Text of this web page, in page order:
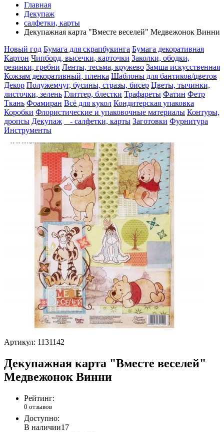
Главная
Декупаж
салфетки, карты
Декупажная карта "Вместе веселей" Медвежонок Винни
Новый год Бумага для скрапбукинга Бумага декоративная
Картон Чипборд, высечки, карточки Заколки, ободки,
резинки, гребни Ленты, тесьма, кружево Замша искусственная
Кожзам декоративный, пленка Шаблоны для бантиков/цветов
Декор Полужемчуг, бусины, стразы, бисер Цветы, тычинки,
листочки, зелень Глиттер, блестки Трафареты Фатин Фетр
Ткань Фоамиран Всё для кукол Кондитерская упаковка
Коробки Флористические и упаковочные материалы Контуры,
дропсы Декупаж - салфетки, карты Заготовки Фурнитура
Инструменты
Артикул: 1131142
Декупажная карта "Вместе веселей"
Медвежонок Винни
Рейтинг:
0 отзывов
Доступно:
В наличии17